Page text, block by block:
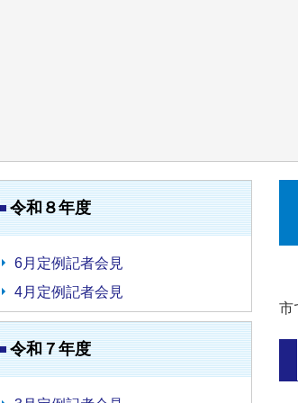
令和８年度
6月定例記者会見
4月定例記者会見
令和７年度
市